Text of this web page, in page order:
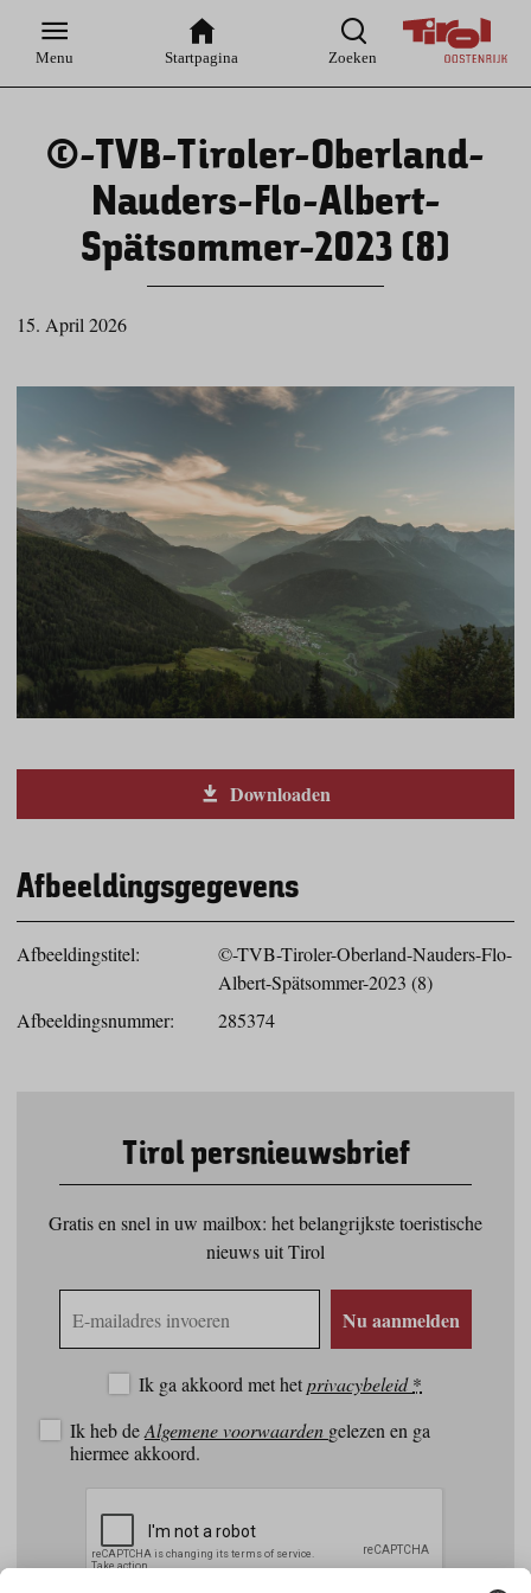
Hauptnavigation
Inhaltsbereich
Menu Startpagina Zoeken
©-TVB-Tiroler-Oberland-
Nauders-Flo-Albert-
Spätsommer-2023 (8)
15. April 2026
Downloaden
Afbeeldingsgegevens
Afbeeldingstitel:
©-TVB-Tiroler-Oberland-Nauders-Flo-
Albert-Spätsommer-2023 (8)
Afbeeldingsnummer:
285374
Tirol persnieuwsbrief
Gratis en snel in uw mailbox: het belangrijkste toeristische
nieuws uit Tirol
mailadres
Nu aanmelden
Ik ga akkoord met hetprivacybeleid*
Ik heb deAlgemene voorwaarden gelezen en ga
hiermee akkoord.